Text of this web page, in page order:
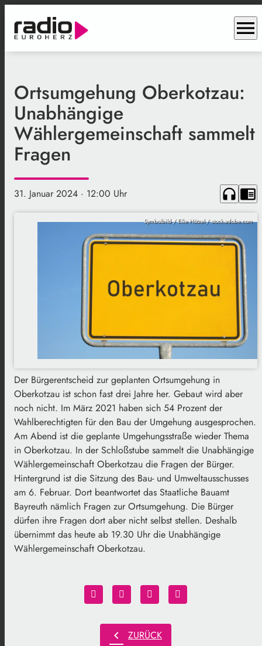
menu
Ortsumgehung Oberkotzau:
Unabhängige
Wählergemeinschaft sammelt
Fragen
31. Januar 2024 · 12:00 Uhr headphones chrome_reader_mode
Symbolbild / Elke Hötzel / stock.adobe.com
Der Bürgerentscheid zur geplanten Ortsumgehung in
Oberkotzau ist schon fast drei Jahre her. Gebaut wird aber
noch nicht. Im März 2021 haben sich 54 Prozent der
Wahlberechtigten für den Bau der Umgehung ausgesprochen.
Am Abend ist die geplante Umgehungsstraße wieder Thema
in Oberkotzau. In der Schloßstube sammelt die Unabhängige
Wählergemeinschaft Oberkotzau die Fragen der Bürger.
Hintergrund ist die Sitzung des Bau- und Umweltausschusses
am 6. Februar. Dort beantwortet das Staatliche Bauamt
Bayreuth nämlich Fragen zur Ortsumgehung. Die Bürger
dürfen ihre Fragen dort aber nicht selbst stellen. Deshalb
übernimmt das heute ab 19.30 Uhr die Unabhängige
Wählergemeinschaft Oberkotzau.
chevron_left ZURÜCK